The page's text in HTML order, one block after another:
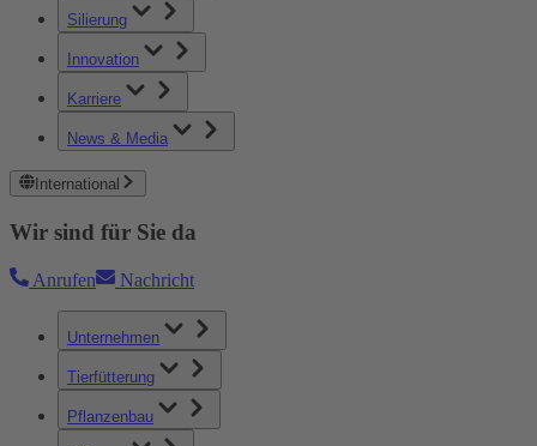
Silierung
Innovation
Karriere
News & Media
International
Wir sind für Sie da
Anrufen Nachricht
Unternehmen
Tierfütterung
Pflanzenbau